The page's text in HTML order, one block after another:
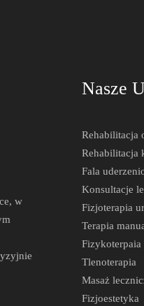
w
Nasze
Rehabilitacja
Rehabilitacja
Fala
Konsultacje
Fizjoterapia
Terapia
Fizykoterpaia
Tlenoterapia
Masaż
Fizjoestetyka